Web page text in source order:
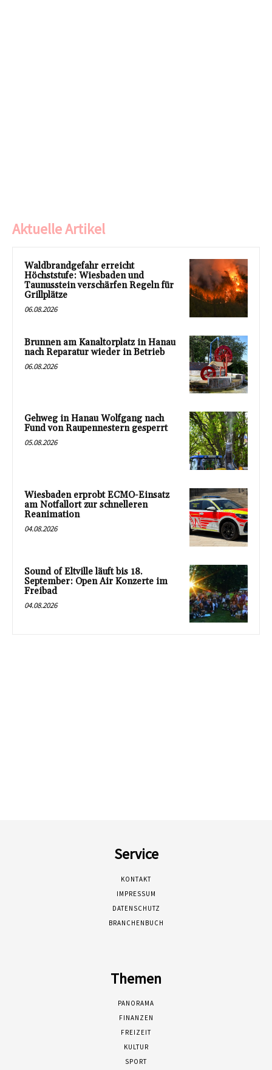
Aktuelle Artikel
Waldbrandgefahr erreicht
Höchststufe: Wiesbaden und
Taunusstein verschärfen Regeln für
Grillplätze
06.08.2026
Brunnen am Kanaltorplatz in Hanau
nach Reparatur wieder in Betrieb
06.08.2026
Gehweg in Hanau Wolfgang nach
Fund von Raupennestern gesperrt
05.08.2026
Wiesbaden erprobt ECMO-Einsatz
am Notfallort zur schnelleren
Reanimation
04.08.2026
Sound of Eltville läuft bis 18.
September: Open Air Konzerte im
Freibad
04.08.2026
Service
KONTAKT
IMPRESSUM
DATENSCHUTZ
BRANCHENBUCH
Themen
PANORAMA
FINANZEN
FREIZEIT
KULTUR
SPORT